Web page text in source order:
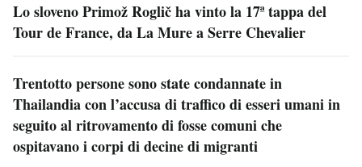
Lo sloveno Primož Roglič ha vinto la 17ª tappa del
Tour de France, da La Mure a Serre Chevalier
Trentotto persone sono state condannate in
Thailandia con l’accusa di traffico di esseri umani in
seguito al ritrovamento di fosse comuni che
ospitavano i corpi di decine di migranti